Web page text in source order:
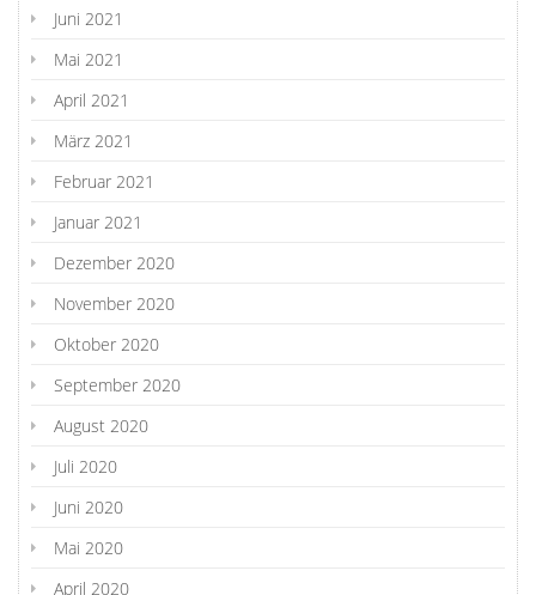
Juni 2021
Mai 2021
April 2021
März 2021
Februar 2021
Januar 2021
Dezember 2020
November 2020
Oktober 2020
September 2020
August 2020
Juli 2020
Juni 2020
Mai 2020
April 2020